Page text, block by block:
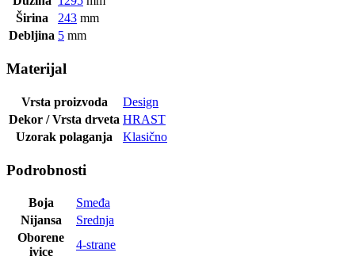
Širina
243 mm
Debljina 5 mm
Materijal
Vrsta proizvoda
Design
Dekor / Vrsta drveta HRAST
Uzorak polaganja
Klasično
Podrobnosti
Boja
Smeđa
Nijansa
Srednja
Oborene
ivice
4-strane